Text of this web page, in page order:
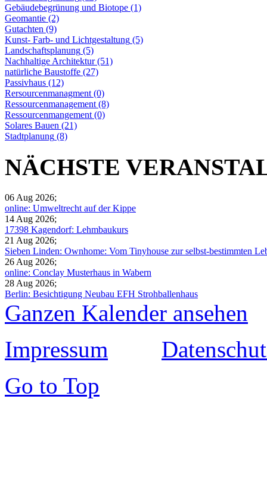
Gebäudebegrünung und Biotope (1)
Geomantie (2)
Gutachten (9)
Kunst- Farb- und Lichtgestaltung (5)
Landschaftsplanung (5)
Nachhaltige Architektur(51)
natürliche Baustoffe (27)
Passivhaus (12)
Rersourcenmanagment(0)
Ressourcenmanagement(8)
Ressourcenmangement(0)
Solares Bauen (21)
Stadtplanung (8)
NÄCHSTE
06 Aug 2026;
online: Umweltrecht auf der Kippe
14 Aug 2026;
17398 Kagendorf: Lehmbaukurs
21 Aug 2026;
Sieben Linden: Ownhome: Vom Tinyhouse zur selbst-bestimmten
26 Aug 2026;
online: Conclay Musterhaus in Wabern
28 Aug 2026;
Berlin: Besichtigung Neubau EFH Strohballenhaus
Ganzen Kalender ansehen
Impressum
Go to Top